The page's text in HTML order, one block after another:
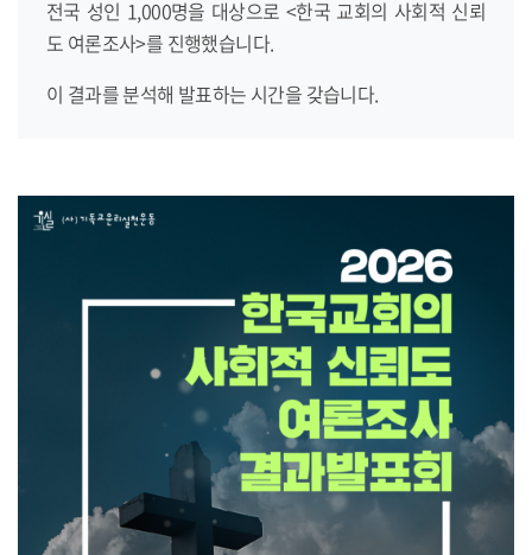
전국 성인 1,000명을 대상으로 <한국 교회의 사회적 신뢰
도 여론조사>를 진행했습니다.
이 결과를 분석해 발표하는 시간을 갖습니다.